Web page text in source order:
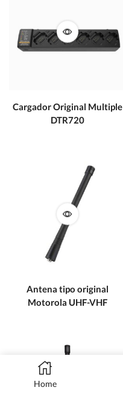
Cargador Original Multiple
DTR720
Antena tipo original
Motorola UHF-VHF
Home